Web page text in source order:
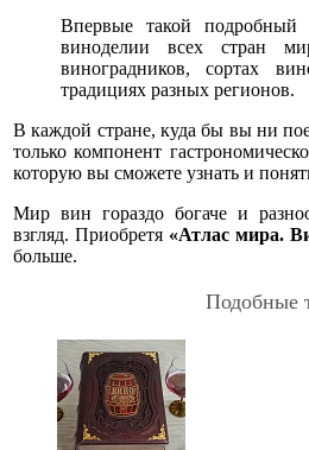
Впервые такой
виноделии всех стран
виноградников, сортах
традициях разных регионов.
В каждой стране, куда бы вы ни
только компонент
которую вы сможете узнать и
Мир вин гораздо богаче и
взгляд. Приобретя «Атлас мира.
больше.
Подобные